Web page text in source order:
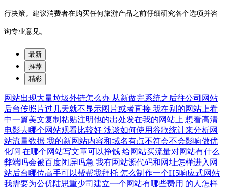
行决策。建议消费者在购买任何旅游产品之前仔细研究各个选项并咨
询专业意见。
最新
推荐
精彩
网站出现大量垃圾外链怎么办 从新做完系统之后往公司网站
后台传照片过几天就不显示图片或者直接 我在别的网站上看
中一篇美文复制粘贴注明他的出处发在我的网站上 想看高清
电影去哪个网站观看比较好 浅谈如何使用谷歌统计来分析网
站流量数据 我的新网站内容和域名有点不符会不会影响做优
化啊 在哪个网站写文章可以挣钱 给网站买流量对网站有什么
弊端吗会被百度闭屏吗急 我有网站源代码和网址怎样进入网
站后台哪位高手可以帮帮我拜托 怎么制作一个H5响应式网站
我需要为公优陆思重少司建立一个网站有哪些费用 的人怎样